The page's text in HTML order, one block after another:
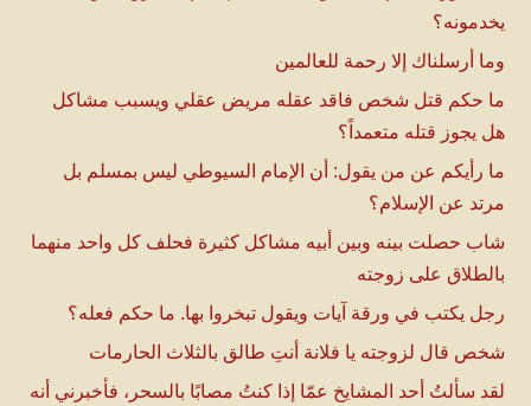
يخدمونه؟
وما أرسلناك إلا رحمة للعالمين
ما حكم قتل شخص فاقد عقله مريض عقلي ويسبب مشاكل
هل يجوز قتله متعمداً؟
ما رأيكم عن من يقول: أن الإمام السيوطي ليس بمسلم بل
مرتد عن الإسلام؟
شاب حصلت بينه وبين أبيه مشاكل كثيرة فحلف كل واحد منهما
بالطلاق على زوجته
رجل يكتب في ورقة آيات ويقول تبخروا بها. ما حكم فعله؟
شخص قال لزوجته يا فلانة أنتِ طالق بالثلاث الحارمات
لقد سألتُ أحد المشايخ عمّا إذا كنتُ مصابًا بالسحر، فأخبرني أنه